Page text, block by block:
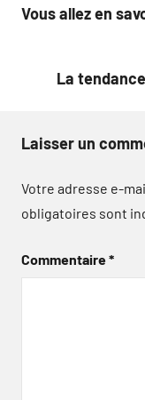
de
Vous allez en
La
Laisser un
Votre adresse e-
obligatoires sont
Commentaire*